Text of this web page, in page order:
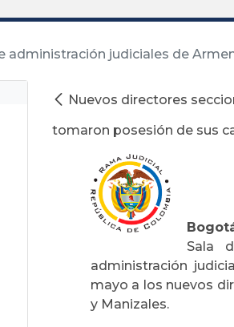
administración judiciales de
Nuevos directores
tomaron posesión de sus
Sala
administración
mayo a los nuevos
y Manizales.